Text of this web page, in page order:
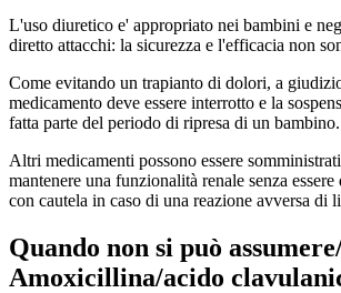
L'uso diuretico e' appropriato nei bambini e
diretto attacchi: la sicurezza e l'efficacia non
Come evitando un trapianto di dolori, a
medicamento deve essere interrotto e la
fatta parte del periodo di ripresa di un bambino.
Altri medicamenti possono essere
mantenere una funzionalità renale senza
con cautela in caso di una reazione avversa di
Quando non si può
Amoxicillina/acido